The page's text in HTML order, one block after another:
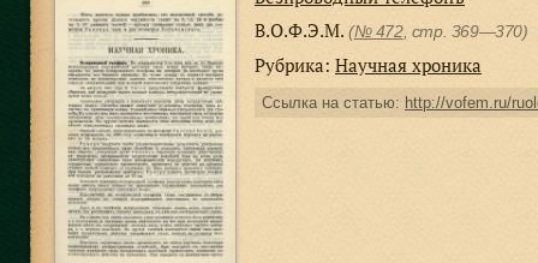
В.О.Ф.Э.М. (№ 472, стр. 369—370)
Рубрика: Научная хроника
Ссылка на статью: http://vofem.ru/